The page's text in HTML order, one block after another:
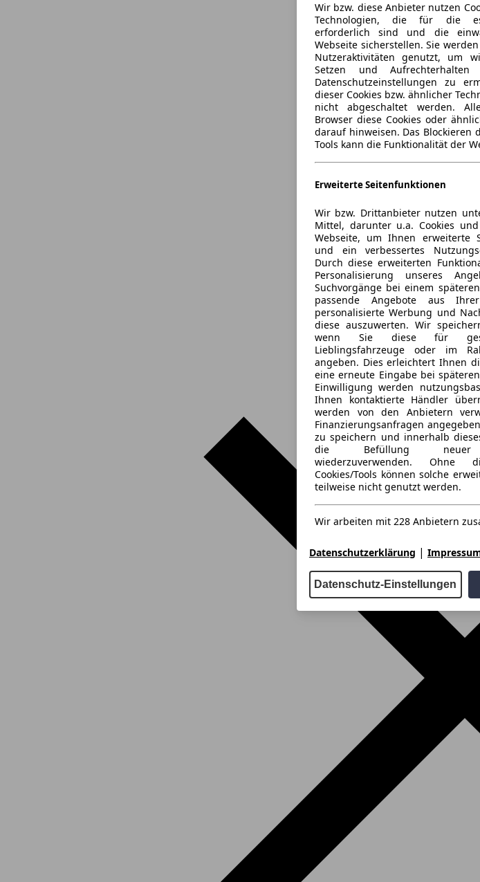
Wir bzw. diese Anbieter nutzen
Technologien, die für die
erforderlich sind und die
Webseite sicherstellen. Sie
Nutzeraktivitäten genutzt, um
Setzen und
Datenschutzeinstellungen zu
dieser Cookies bzw. ähnlicher
nicht abgeschaltet werden.
Browser diese Cookies oder
darauf hinweisen. Das Blockieren
Tools kann die Funktionalität der
Erweiterte Seitenfunktionen
Wir bzw. Drittanbieter nutzen
Mittel, darunter u.a. Cookies
Webseite, um Ihnen erweiterte
und ein verbessertes
Durch diese erweiterten
Personalisierung unseres
Suchvorgänge bei einem
passende Angebote aus
personalisierte Werbung und
diese auszuwerten. Wir
wenn Sie diese für
Lieblingsfahrzeuge oder im
angeben. Dies erleichtert Ihnen
eine erneute Eingabe bei
Einwilligung werden
Ihnen kontaktierte Händler
werden von den Anbietern
Finanzierungsanfragen
zu speichern und innerhalb
die Befüllung neuer
wiederzuverwenden. Ohne
Cookies/Tools können solche
teilweise nicht genutzt werden.
Wir arbeiten mit 228 Anbietern
Datenschutzerklärung |
Datenschutz-Einstellungen